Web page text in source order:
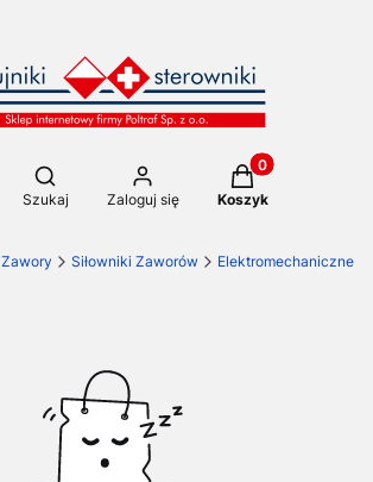
Otwórz wyszukiwarkę
Szukaj Zaloguj się
Produkty w
Koszyk
Zawory Siłowniki Zaworów Elektromechaniczne